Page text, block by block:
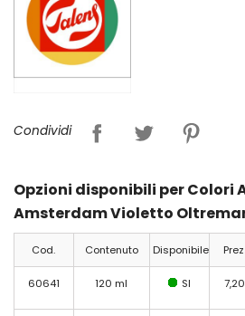
Condividi
Opzioni disponibili per Colori
Amsterdam Violetto
Cod. Contenuto Disponibile
60641 120 ml SI